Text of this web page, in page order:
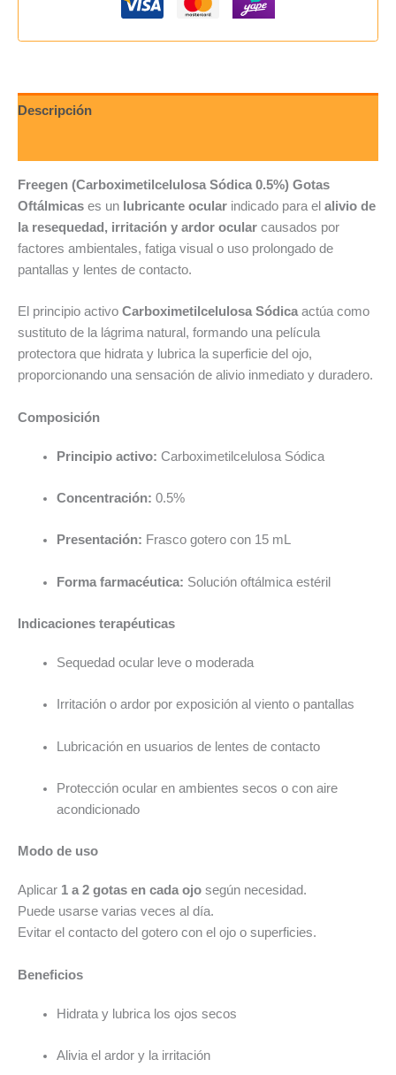
Descripción
Freegen (Carboximetilcelulosa Sódica 0.5%) Gotas
Oftálmicas es un lubricante ocular indicado para el alivio de
la resequedad, irritación y ardor ocular causados por
factores ambientales, fatiga visual o uso prolongado de
pantallas y lentes de contacto.
El principio activo Carboximetilcelulosa Sódicaactúa como
sustituto de la lágrima natural, formando una película
protectora que hidrata y lubrica la superficie del ojo,
proporcionando una sensación de alivio inmediato y duradero.
Composición
Principio activo: Carboximetilcelulosa Sódica
Concentración: 0.5%
Presentación: Frasco gotero con 15 mL
Forma farmacéutica: Solución oftálmica estéril
Indicaciones terapéuticas
Sequedad ocular leve o moderada
Irritación o ardor por exposición al viento o pantallas
Lubricación en usuarios de lentes de contacto
Protección ocular en ambientes secos o con aire
acondicionado
Modo de uso
Aplicar 1 a 2 gotas en cada ojo según necesidad.
Puede usarse varias veces al día.
Evitar el contacto del gotero con el ojo o superficies.
Beneficios
Hidrata y lubrica los ojos secos
Alivia el ardor y la irritación